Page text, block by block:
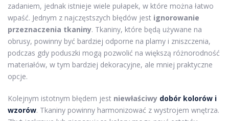
zadaniem, jednak istnieje wiele pułapek, w które można łatwo
wpaść. Jednym z najczęstszych błędów jest ignorowanie
przeznaczenia tkaniny. Tkaniny, które będą używane na
obrusy, powinny być bardziej odporne na plamy i zniszczenia,
podczas gdy poduszki mogą pozwolić na większą różnorodność
materiałów, w tym bardziej dekoracyjne, ale mniej praktyczne
opcje.
Kolejnym istotnym błędem jest niewłaściwy dobór kolorów i
wzorów. Tkaniny powinny harmonizować z wystrojem wnętrza.